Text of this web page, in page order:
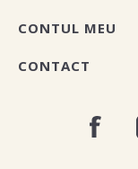
CONTUL MEU
CONTACT